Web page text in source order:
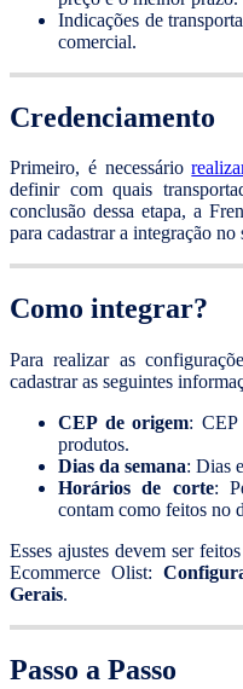
Indicações de
comercial.
Credenciamento
Primeiro, é necessário
definir com quais
conclusão dessa etapa, a
para cadastrar a integração no
Como integrar?
Para realizar as
cadastrar as seguintes
CEP de origem: CEP
produtos.
Dias da semana: Dias
Horários de corte:
contam como feitos no
Esses ajustes devem ser
Ecommerce Olist:
Gerais.
Passo a Passo